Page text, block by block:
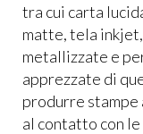
tra cui carta
matte, tela
metallizzate e
apprezzate di
produrre
al contatto con